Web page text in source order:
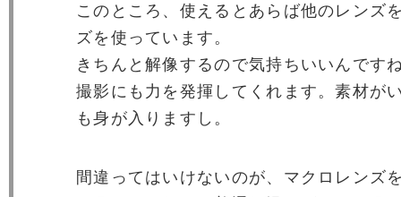
このところ、使えるとあらば他のレンズ
ズを使っています。
きちんと解像するので気持ちいいんです
撮影にも力を発揮してくれます。素材が
も身が入りますし。
間違ってはいけないのが、マクロレンズ